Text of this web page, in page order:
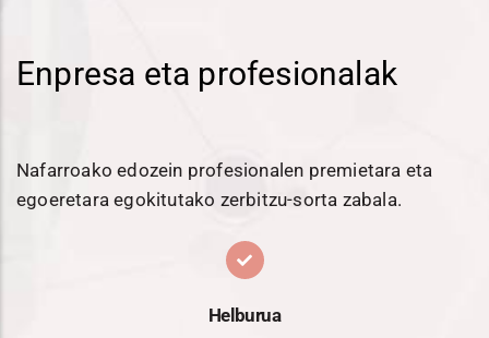
Enpresa eta profesionalak
Nafarroako edozein profesionalen premietara eta
egoeretara egokitutako zerbitzu-sorta zabala.
Helburua